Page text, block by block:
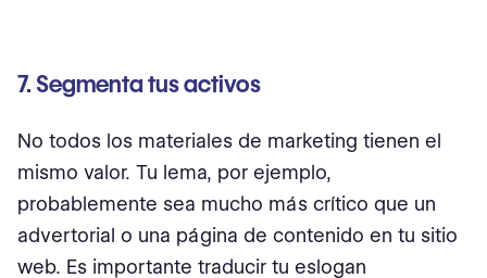
7. Segmenta tus activos
No todos los materiales de marketing tienen el
mismo valor. Tu lema, por ejemplo,
probablemente sea mucho más crítico que un
advertorial o una página de contenido en tu sitio
web. Es importante traducir tu eslogan